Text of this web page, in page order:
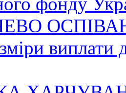
виплати